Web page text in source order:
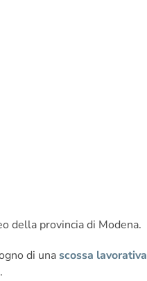
della provincia di Modena.
di unascossa lavorativa